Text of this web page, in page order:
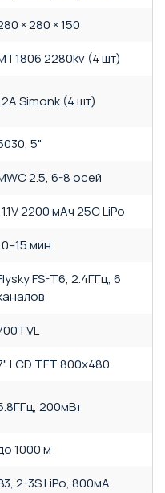
× 280 × 150
2280kv (4 шт)
Simonk (4 шт)
5"
2.5, 6-8 осей
2200 мАч 25C LiPo
мин
FS-T6, 2.4ГГц, 6
LCD TFT 800x480
200мВт
1000 м
2-3S LiPo, 800мА